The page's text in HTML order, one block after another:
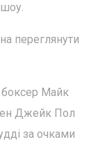
переглянути
Майк
Джейк Пол
за очками